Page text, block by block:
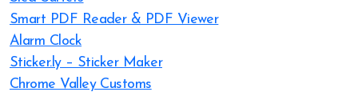
Smart PDF Reader & PDF Viewer
Alarm Clock
Sticker.ly – Sticker Maker
Chrome Valley Customs